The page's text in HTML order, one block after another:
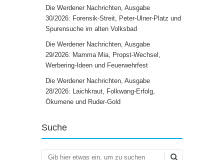
Die Werdener Nachrichten, Ausgabe
30/2026: Forensik-Streit, Peter-Ulner-Platz und
Spurensuche im alten Volksbad
Die Werdener Nachrichten, Ausgabe
29/2026: Mamma Mia, Propst-Wechsel,
Werbering-Ideen und Feuerwehrfest
Die Werdener Nachrichten, Ausgabe
28/2026: Laichkraut, Folkwang-Erfolg,
Ökumene und Ruder-Gold
Suche
Suchen